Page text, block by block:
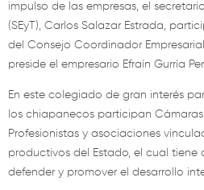
impulso de las empresas, el
(SEyT), Carlos Salazar Estrada,
del Consejo Coordinador
preside el empresario Efraín Gurría
En este colegiado de gran interés
los chiapanecos participan
Profesionistas y asociaciones
productivos del Estado, el cual tiene
defender y promover el desarrollo